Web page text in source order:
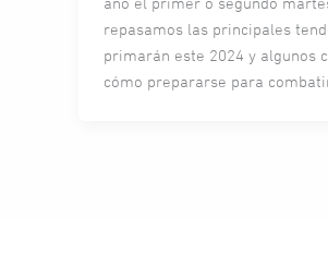
año el primer o segundo
repasamos las principales
primarán este 2024 y algunos
cómo prepararse para